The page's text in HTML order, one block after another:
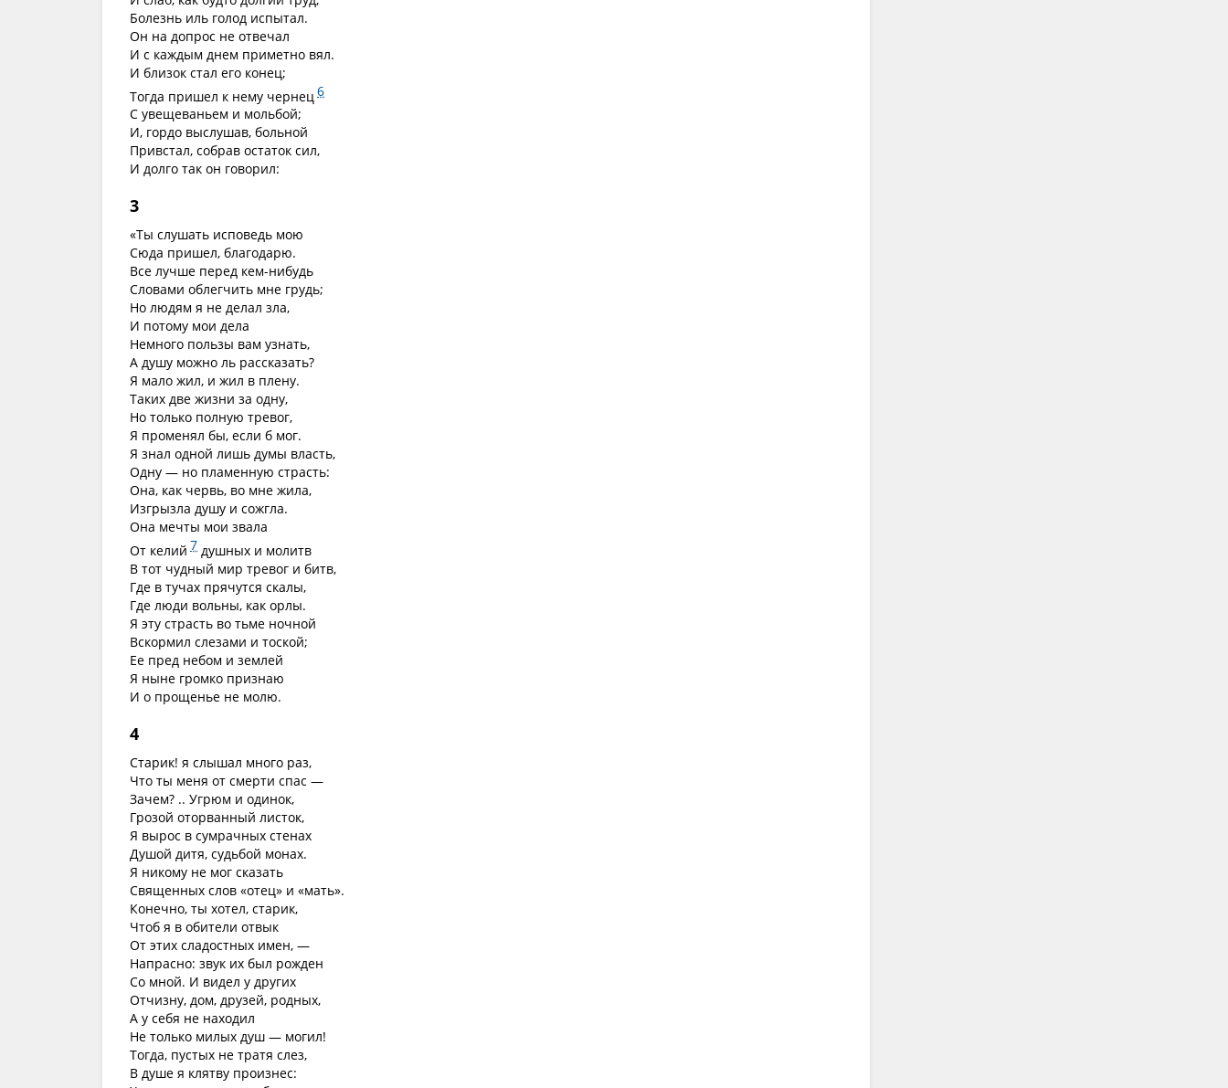
Болезнь иль голод испытал.
Он на допрос не отвечал
И с каждым днем приметно вял.
И близок стал его конец;
Тогда пришел к нему чернец 6
С увещеваньем и мольбой;
И, гордо выслушав, больной
Привстал, собрав остаток сил,
И долго так он говорил:
3
«Ты слушать исповедь мою
Сюда пришел, благодарю.
Все лучше перед кем-нибудь
Словами облегчить мне грудь;
Но людям я не делал зла,
И потому мои дела
Немного пользы вам узнать,
А душу можно ль рассказать?
Я мало жил, и жил в плену.
Таких две жизни за одну,
Но только полную тревог,
Я променял бы, если б мог.
Я знал одной лишь думы власть,
Одну — но пламенную страсть:
Она, как червь, во мне жила,
Изгрызла душу и сожгла.
Она мечты мои звала
От келий 7 душных и молитв
В тот чудный мир тревог и битв,
Где в тучах прячутся скалы,
Где люди вольны, как орлы.
Я эту страсть во тьме ночной
Вскормил слезами и тоской;
Ее пред небом и землей
Я ныне громко признаю
И о прощенье не молю.
4
Старик! я слышал много раз,
Что ты меня от смерти спас —
Зачем? .. Угрюм и одинок,
Грозой оторванный листок,
Я вырос в сумрачных стенах
Душой дитя, судьбой монах.
Я никому не мог сказать
Священных слов «отец» и «мать».
Конечно, ты хотел, старик,
Чтоб я в обители отвык
От этих сладостных имен, —
Напрасно: звук их был рожден
Со мной. И видел у других
Отчизну, дом, друзей, родных,
А у себя не находил
Не только милых душ — могил!
Тогда, пустых не тратя слез,
В душе я клятву произнес: